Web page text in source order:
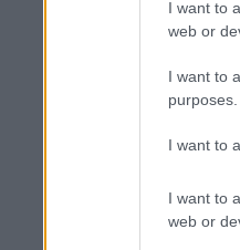
I want to
web or
I want to
purposes.
I want to
I want to
web or